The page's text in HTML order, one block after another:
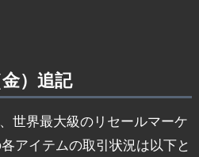
）追記
世界最大級のリセールマーケ
アイテムの取引状況は以下と